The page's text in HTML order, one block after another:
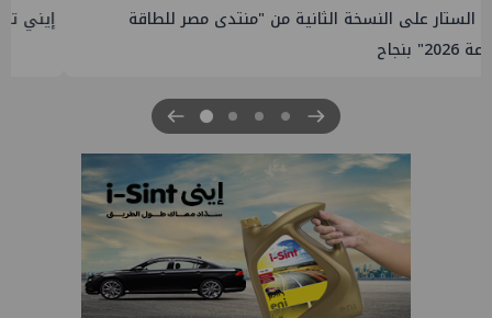
إيني تعين مديراً جديد لها في مصر